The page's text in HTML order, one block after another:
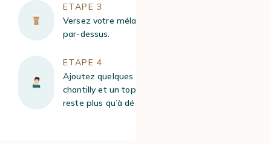
ETAPE 3
Versez votre mélange précédemment réservé
par-dessus.
ETAPE 4
Ajoutez quelques glaçons et, en option, de la
chantilly et un topping caramel. Il ne vous
reste plus qu’à déguster !